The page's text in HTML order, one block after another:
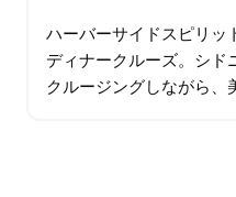
ハーバーサイドスピリッ
ディナークルーズ。シド
クルージングしながら、